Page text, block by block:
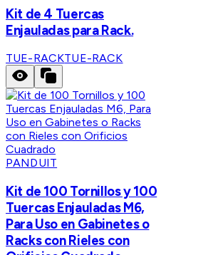
Kit de 4 Tuercas
Enjauladas para Rack.
TUE-RACKTUE-RACK
PANDUIT
Kit de 100 Tornillos y 100
Tuercas Enjauladas M6,
Para Uso en Gabinetes o
Racks con Rieles con